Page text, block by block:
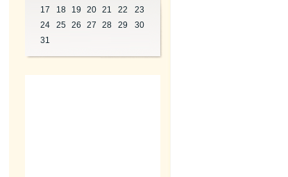
17
18 19 20 21 22
23
24
25 26 27 28 29
30
31